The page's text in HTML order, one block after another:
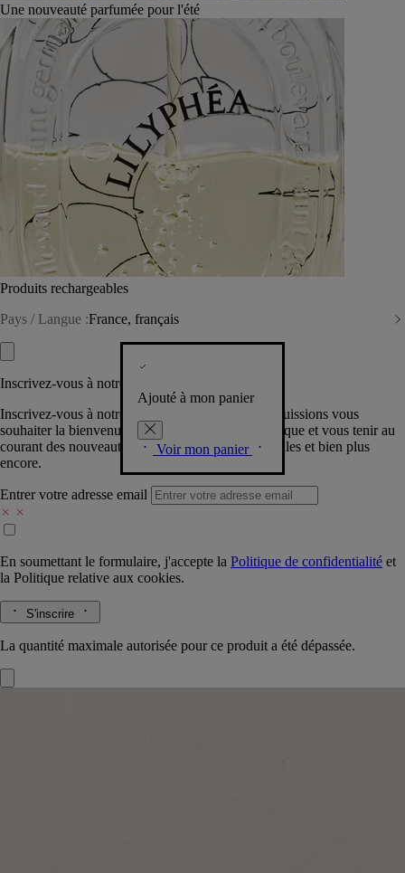
Une nouveauté parfumée pour l'été
Produits rechargeables
Pays / Langue :France, français
Ajouté à mon panier
Voir mon panier
Inscrivez-vous à notre Newsletter
Inscrivez-vous à notre newsletter pour que nous puissions vous
souhaiter la bienvenue dans la communauté Diptyque et vous tenir au
courant des nouveautés, événements, offres spéciales et bien plus
encore.
Entrer votre adresse email
En soumettant le formulaire, j'accepte la Politique de confidentialité et
la Politique relative aux cookies.
S'inscrire
La quantité maximale autorisée pour ce produit a été dépassée.